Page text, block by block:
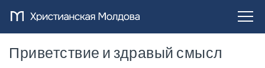
Приветствие и здравый смысл